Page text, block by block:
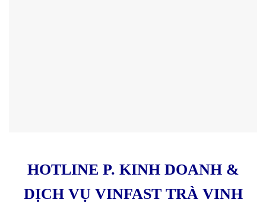
HOTLINE P. KINH DOANH &
DỊCH VỤ VINFAST TRÀ VINH